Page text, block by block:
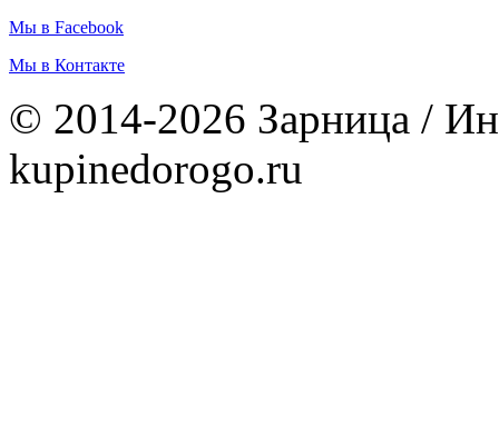
Мы в Facebook
Мы в Контакте
© 2014-2026 Зарница /
kupinedorogo.ru